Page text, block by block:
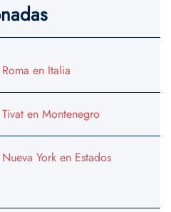
en Italia
en Montenegro
York en Estados